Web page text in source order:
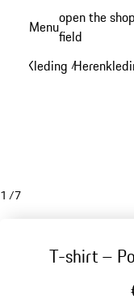
hoofdinhoud
Menuopen the
field
Kleding /
1 /7
T-shirt –